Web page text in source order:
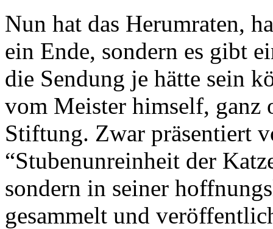
Nun hat das Herumraten,
ein Ende, sondern es gibt
die Sendung je hätte sein
vom Meister himself, ganz
Stiftung. Zwar präsentiert
“Stubenunreinheit der
sondern in seiner
gesammelt und